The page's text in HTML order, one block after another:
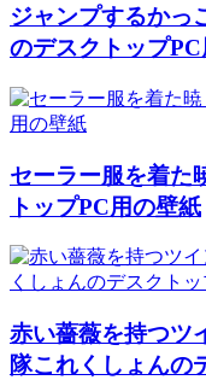
ジャンプするかっ
のデスクトップ
セーラー服を着た
トップPC用の壁紙
赤い薔薇を持つツ
隊これくしょんの